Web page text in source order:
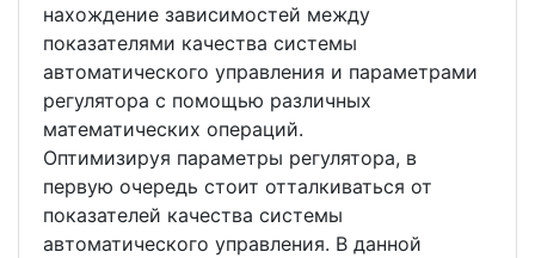
нахождение зависимостей между
показателями качества системы
автоматического управления и параметрами
регулятора с помощью различных
математических операций.
Оптимизируя параметры регулятора, в
первую очередь стоит отталкиваться от
показателей качества системы
автоматического управления. В данной